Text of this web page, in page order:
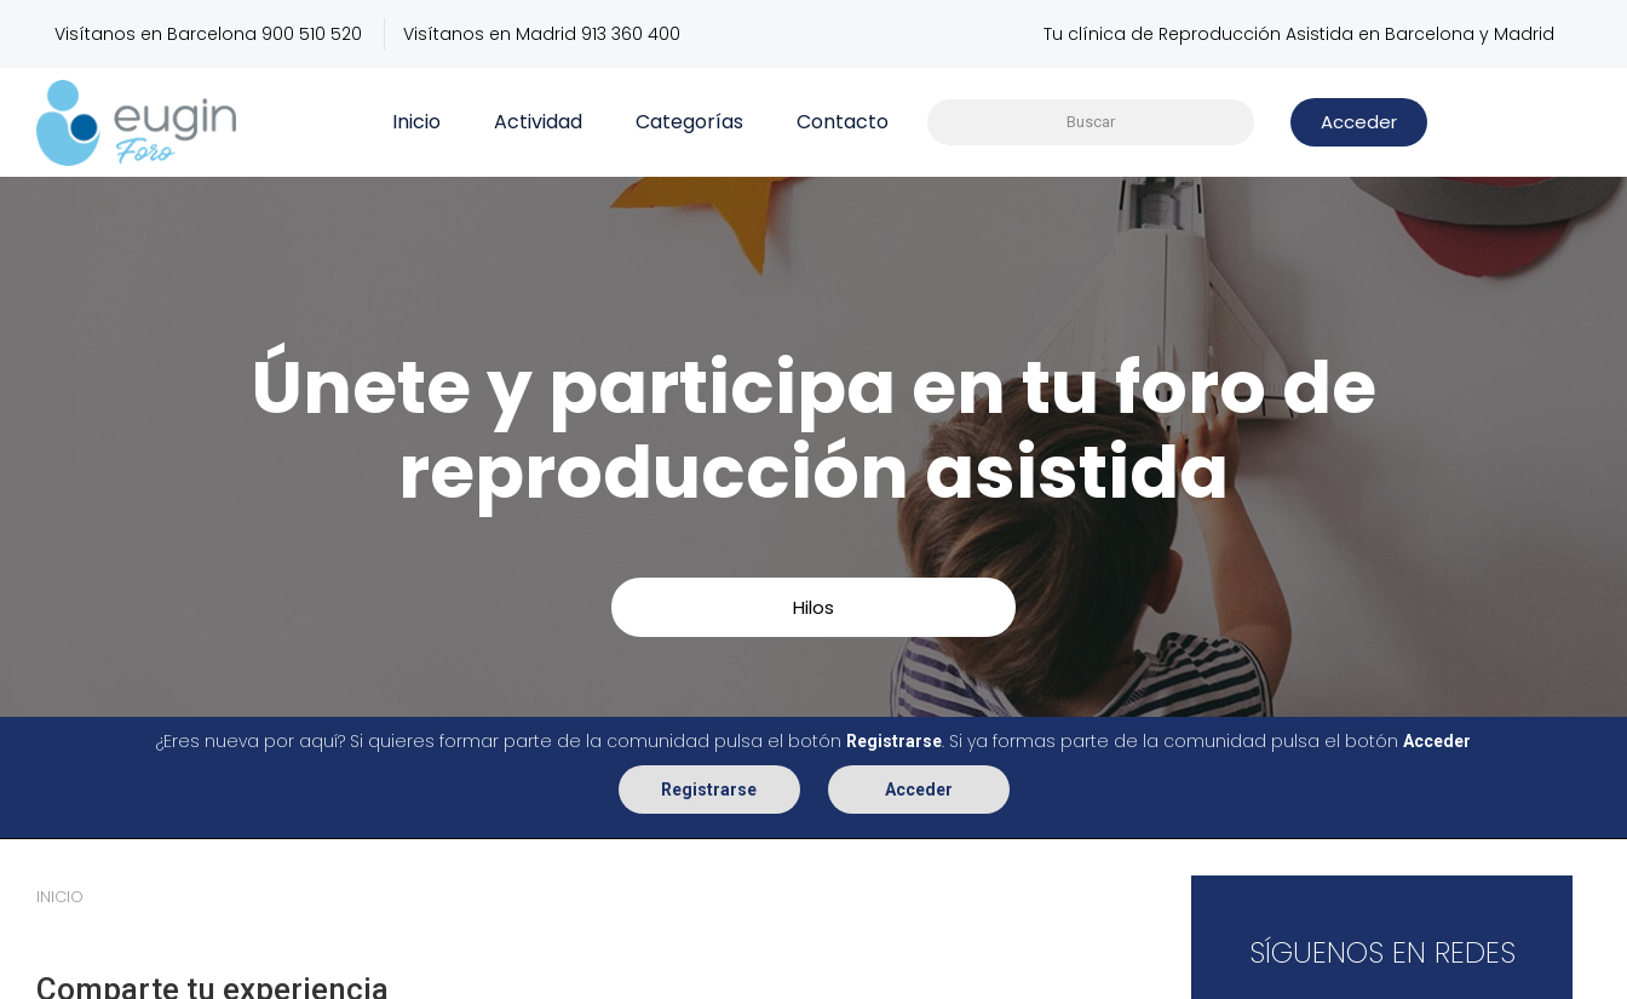
Visítanos en Barcelona 900 510 520 Visítanos en Madrid 913 360 400 Tu clínica de Reproducción Asistida en Barcelona y Madrid
Inicio Actividad Categorías Contacto Acceder
Únete y participa en tu foro de
reproducción asistida
Hilos
¿Eres nueva por aquí? Si quieres formar parte de la comunidad pulsa el botón Registrarse. Si ya formas parte de la comunidad pulsa el botón Acceder
Registrarse Acceder
INICIO
Comparte tu experiencia
SÍGUENOS EN REDES